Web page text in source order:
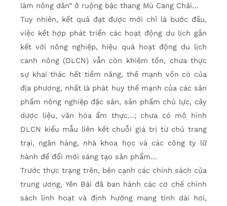
làm nông dân” ở ruộng bậc thang Mù Cang Chải…
Tuy nhiên, kết quả đạt được mới chỉ là bước đầu,
việc kết hợp phát triển các hoạt động du lịch gắn
kết với nông nghiệp, hiệu quả hoạt động du lịch
canh nông (DLCN) vẫn còn khiêm tốn, chưa thực
sự khai thác hết tiềm năng, thế mạnh vốn có của
địa phương, nhất là phát huy thế mạnh của các sản
phẩm nông nghiệp đặc sản, sản phẩm chủ lực, cây
dược liệu, văn hóa ẩm thực…; chưa có mô hình
DLCN kiểu mẫu liên kết chuỗi giá trị từ chủ trang
trại, ngân hàng, nhà khoa học và các công ty lữ
hành để đổi mới sáng tạo sản phẩm…
Trước thực trạng trên, bên cạnh các chính sách của
trung ương, Yên Bái đã ban hành các cơ chế chính
sách linh hoạt và định hướng mang tính dài hơi,